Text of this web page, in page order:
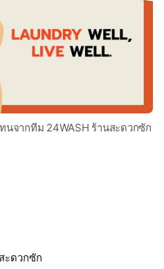
จากทีม 24WASH ร้านสะดวกซัก
live well.
ะดวกซัก